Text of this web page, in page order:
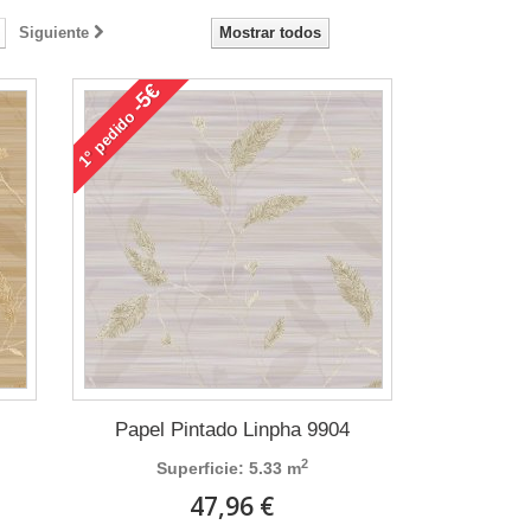
Mostrar todos
Siguiente
1°
pedido
-5€
Papel Pintado Linpha 9904
Superficie: 5.33 m2
47,96 €